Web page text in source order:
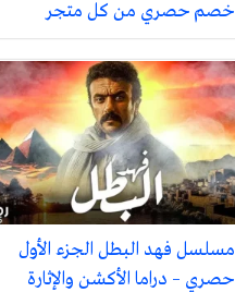
خصم حصري من كل متجر
مسلسل فهد البطل الجزء الأول
حصري – دراما الأكشن والإثارة